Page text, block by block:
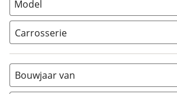
Model
Carrosserie
Alkoof (0)
Busmodel
Caravan (0)
Bouwjaar van